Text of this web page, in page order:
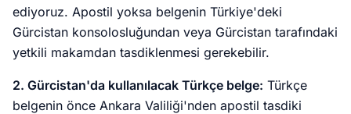
ediyoruz. Apostil yoksa belgenin Türkiye'deki
Gürcistan konsolosluğundan veya Gürcistan tarafındaki
yetkili makamdan tasdiklenmesi gerekebilir.
2. Gürcistan'da kullanılacak Türkçe belge: Türkçe
belgenin önce Ankara Valiliği'nden apostil tasdiki